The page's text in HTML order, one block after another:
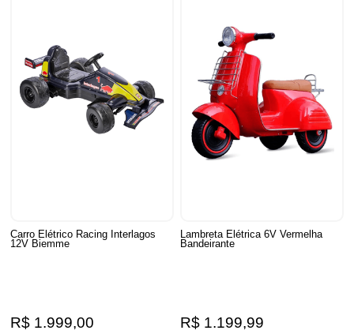
Carro Elétrico Racing Interlagos
12V Biemme
R$ 1.999,00
Lambreta Elétrica 6V Vermelha
Bandeirante
R$ 1.199,99